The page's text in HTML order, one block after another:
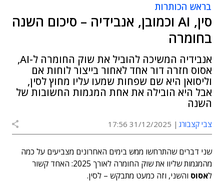
בראש הכותרות
סין, AI וכמובן, אנבידיה – סיכום השנה
בחומרה
אנבידיה המשיכה להוביל את שוק החומרה ל-AI,
אסוס חזרה דור אחד לאחור בייצור לוחות אם
וליסואן היא שם שפחות שמעו עליו מחוץ לסין,
אבל היא הובילה את אחת המגמות החשובות של
השנה
צבי קצבורג 31/12/2025 17:56
שני דברים שהתרחשו ממש בימים האחרונים מצביעים על כמה
מהמגמות שליוו את שוק החומרה לאורך 2025: האחד קשור
לאסוס והשני, וזה כמעט מתבקש – לסין.